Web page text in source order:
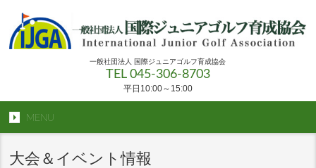
一般社団法人 国際ジュニアゴルフ育成協会
TEL 045-306-8703
平日10:00～15:00
MENU
大会＆イベント情報